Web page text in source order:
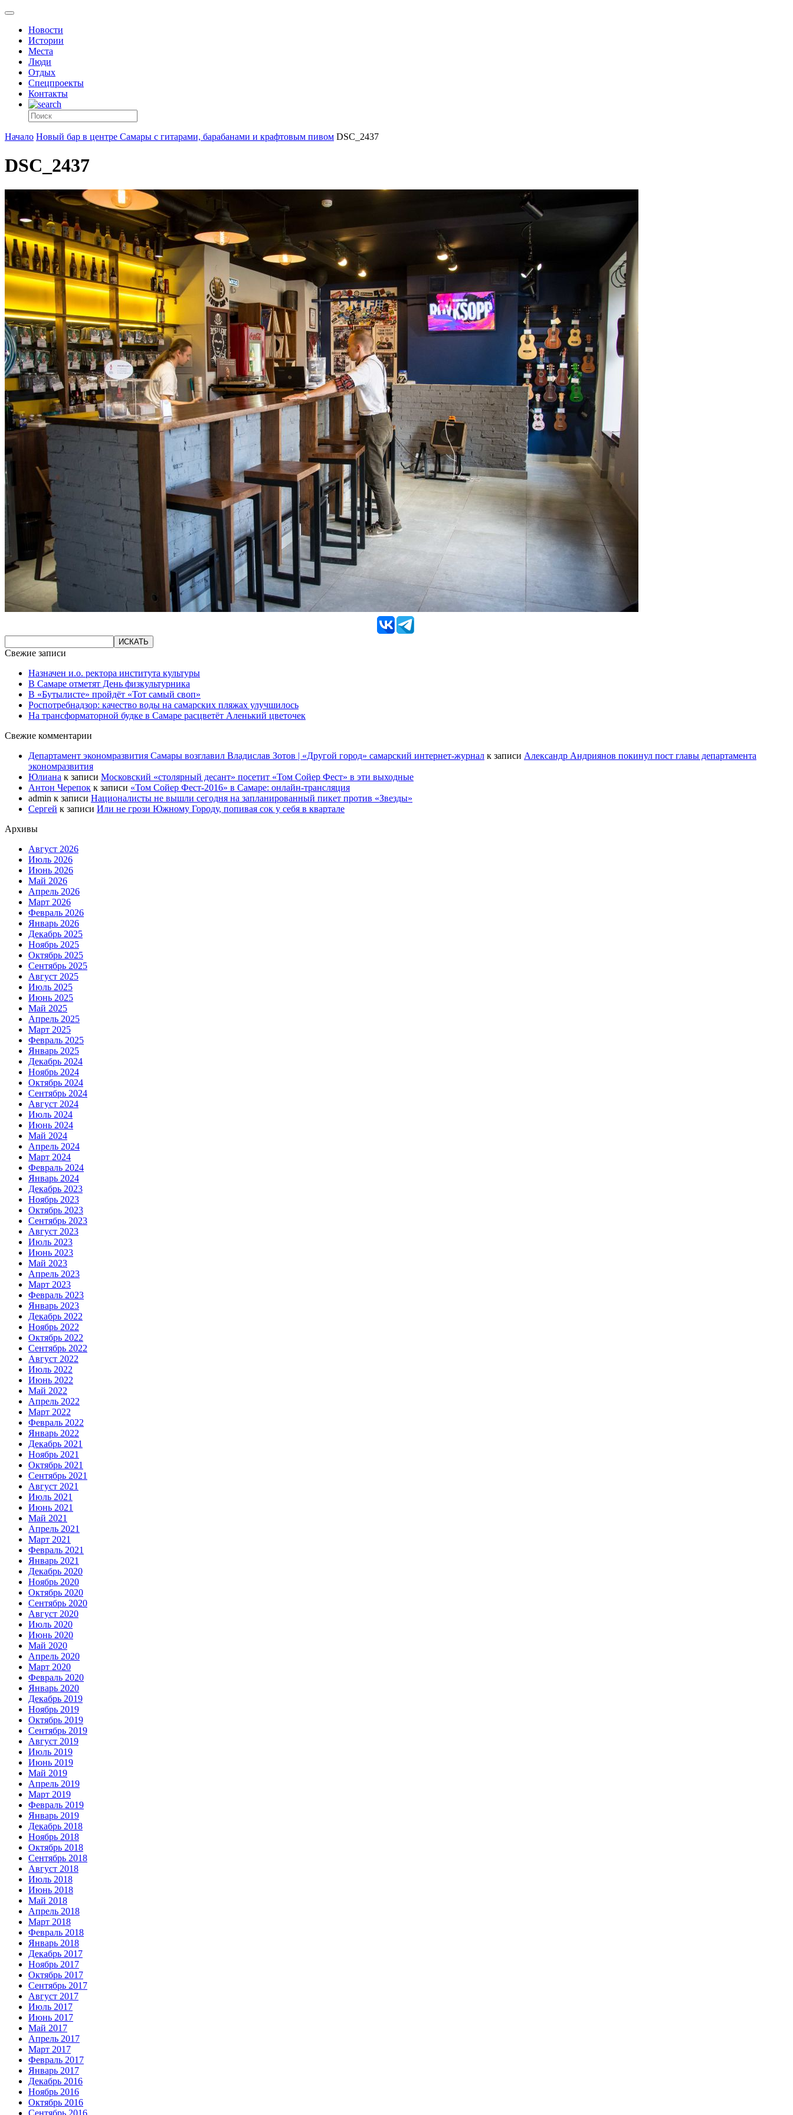
Новости
Истории
Места
Люди
Отдых
Спецпроекты
Контакты
Начало Новый бар в центре Самары с гитарами, барабанами и крафтовым пивом DSC_2437
DSC_2437
Свежие записи
Назначен и.о. ректора института культуры
В Самаре отметят День физкультурника
В «Бутылисте» пройдёт «Тот самый своп»
Роспотребнадзор: качество воды на самарских пляжах улучшилось
На трансформаторной будке в Самаре расцветёт Аленький цветочек
Свежие комментарии
Департамент экономразвития Самары возглавил Владислав Зотов | «Другой город» самарский интернет-журнал к записи Александр Андриянов покинул пост главы департамента
экономразвития
Юлиана к записи Московский «столярный десант» посетит «Том Сойер Фест» в эти выходные
Антон Черепок к записи «Том Сойер Фест-2016» в Самаре: онлайн-трансляция
admin к записи Националисты не вышли сегодня на запланированный пикет против «Звезды»
Сергей к записи Или не грози Южному Городу, попивая сок у себя в квартале
Архивы
Август 2026
Июль 2026
Июнь 2026
Май 2026
Апрель 2026
Март 2026
Февраль 2026
Январь 2026
Декабрь 2025
Ноябрь 2025
Октябрь 2025
Сентябрь 2025
Август 2025
Июль 2025
Июнь 2025
Май 2025
Апрель 2025
Март 2025
Февраль 2025
Январь 2025
Декабрь 2024
Ноябрь 2024
Октябрь 2024
Сентябрь 2024
Август 2024
Июль 2024
Июнь 2024
Май 2024
Апрель 2024
Март 2024
Февраль 2024
Январь 2024
Декабрь 2023
Ноябрь 2023
Октябрь 2023
Сентябрь 2023
Август 2023
Июль 2023
Июнь 2023
Май 2023
Апрель 2023
Март 2023
Февраль 2023
Январь 2023
Декабрь 2022
Ноябрь 2022
Октябрь 2022
Сентябрь 2022
Август 2022
Июль 2022
Июнь 2022
Май 2022
Апрель 2022
Март 2022
Февраль 2022
Январь 2022
Декабрь 2021
Ноябрь 2021
Октябрь 2021
Сентябрь 2021
Август 2021
Июль 2021
Июнь 2021
Май 2021
Апрель 2021
Март 2021
Февраль 2021
Январь 2021
Декабрь 2020
Ноябрь 2020
Октябрь 2020
Сентябрь 2020
Август 2020
Июль 2020
Июнь 2020
Май 2020
Апрель 2020
Март 2020
Февраль 2020
Январь 2020
Декабрь 2019
Ноябрь 2019
Октябрь 2019
Сентябрь 2019
Август 2019
Июль 2019
Июнь 2019
Май 2019
Апрель 2019
Март 2019
Февраль 2019
Январь 2019
Декабрь 2018
Ноябрь 2018
Октябрь 2018
Сентябрь 2018
Август 2018
Июль 2018
Июнь 2018
Май 2018
Апрель 2018
Март 2018
Февраль 2018
Январь 2018
Декабрь 2017
Ноябрь 2017
Октябрь 2017
Сентябрь 2017
Август 2017
Июль 2017
Июнь 2017
Май 2017
Апрель 2017
Март 2017
Февраль 2017
Январь 2017
Декабрь 2016
Ноябрь 2016
Октябрь 2016
Сентябрь 2016